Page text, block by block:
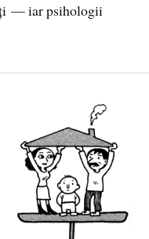
— iar psihologii